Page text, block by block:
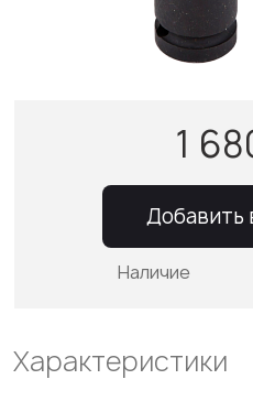
Характеристики
1
Добавить
Наличие